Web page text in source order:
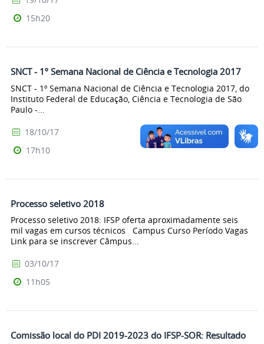
15h20
SNCT - 1º Semana Nacional de Ciência e Tecnologia 2017
SNCT - 1º Semana Nacional de Ciência e Tecnologia 2017, do
Instituto Federal de Educação, Ciência e Tecnologia de São
Paulo -...
18/10/17
17h10
Processo seletivo 2018
Processo seletivo 2018: IFSP oferta aproximadamente seis
mil vagas em cursos técnicos Campus Curso Período Vagas
Link para se inscrever Câmpus...
03/10/17
11h05
Comissão local do PDI 2019-2023 do IFSP-SOR: Resultado